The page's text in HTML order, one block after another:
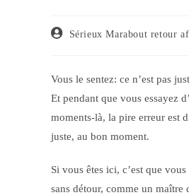
Sérieux Marabout retour
Vous le sentez: ce n’est pas
Et pendant que vous essayez
moments-là, la pire erreur est
juste, au bon moment.
Si vous êtes ici, c’est que
sans détour, comme un